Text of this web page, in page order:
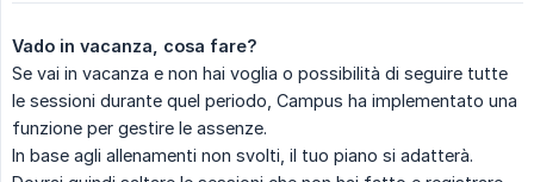
Vado in vacanza, cosa fare?
Se vai in vacanza e non hai voglia o possibilità di seguire tutte
le sessioni durante quel periodo, Campus ha implementato una
funzione per gestire le assenze.
In base agli allenamenti non svolti, il tuo piano si adatterà.